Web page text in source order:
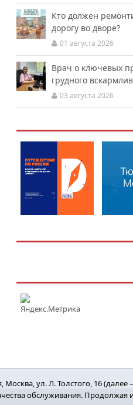
Кто должен
дорогу во дворе?
01 августа 2026
Врач о ключевых
грудного
03 августа 2026
ул. Л. Толстого, 16
обслуживания. Продолжая